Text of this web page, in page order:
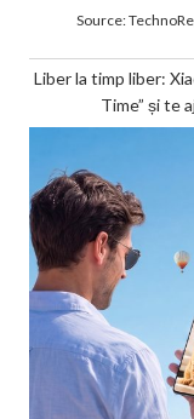
Source:
Liber la timp liber:
Time” și te